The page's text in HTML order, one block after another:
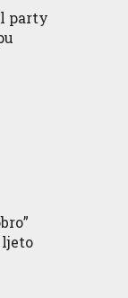
party
ljeto